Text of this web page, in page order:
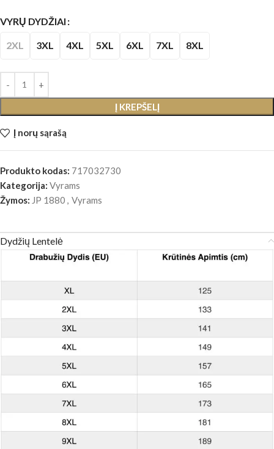
VYRŲ DYDŽIAI
2XL 3XL 4XL 5XL 6XL 7XL 8XL
Į KREPŠELĮ
Į norų sąrašą
Produkto kodas: 717032730
Kategorija: Vyrams
Žymos: JP 1880 Vyrams
Dydžių Lentelė